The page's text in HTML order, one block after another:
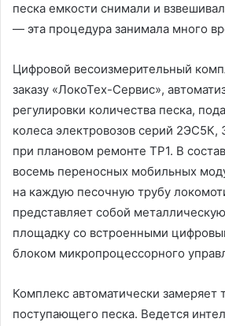
песка емкости снимали и
— эта процедура занимала много
Цифровой весоизмерительный
заказу «ЛокоТех-Сервис»,
регулировки количества песка,
колеса электровозов серий
при плановом ремонте ТР1. В
восемь переносных мобильных
на каждую песочную трубу
представляет собой
площадку со встроенными
блоком микропроцессорного
Комплекс автоматически замеряет
поступающего песка. Ведется